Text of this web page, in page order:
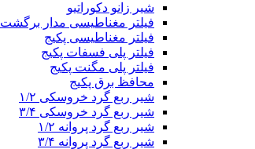
شیر زانو دکوراتیو
فیلتر مغناطیسی مدار برگشت
فیلتر مغناطیسی پکیج
فیلتر پلی فسفات پکیج
فیلتر پلی مگنت پکیج
محافظ برق پکیج
شیر ربع گرد خروسکی ۱/۲
شیر ربع گرد خروسکی ۳/۴
شیر ربع گرد پروانه ۱/۲
شیر ربع گرد پروانه ۳/۴